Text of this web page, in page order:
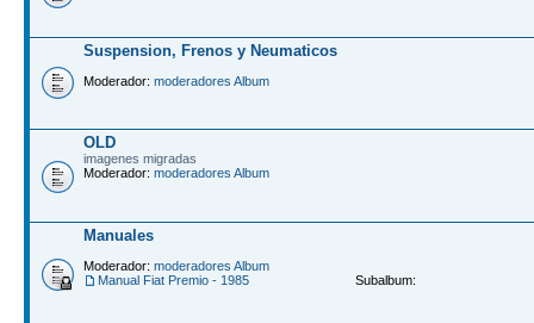
Suspension, Frenos y Neumaticos
Moderador: moderadores Album
OLD
imagenes migradas
Moderador: moderadores Album
Manuales
Moderador: moderadores Album
Subalbum:
Manual Fiat Premio - 1985